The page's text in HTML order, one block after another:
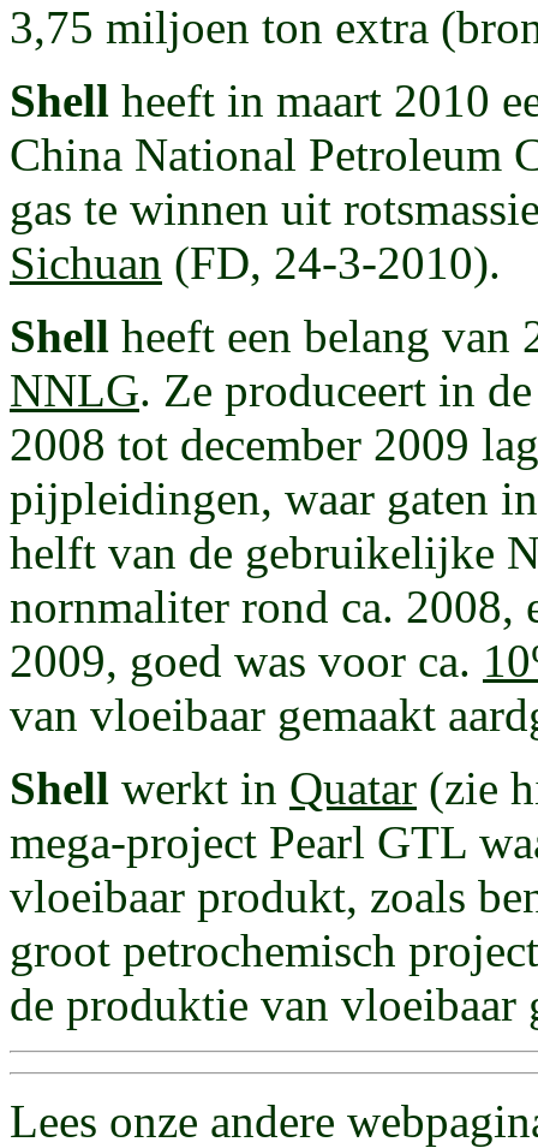
3,75 miljoen ton extra
Shell heeft in maart 2010
China National Petroleum
gas te winnen uit
Sichuan (FD, 24-3-2010).
Shell heeft een belang
NNLG. Ze produceert in
2008 tot december 2009
pijpleidingen, waar gaten
helft van de gebruikelijke
nornmaliter rond ca. 2008,
2009, goed was voor ca.
van vloeibaar gemaakt
Shell werkt in Quatar (zie
mega-project Pearl GTL
vloeibaar produkt, zoals
groot petrochemisch
de produktie van vloeibaar
Lees onze andere